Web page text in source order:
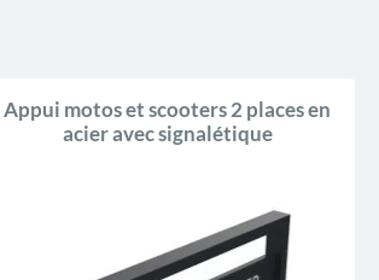
Appui motos et scooters 2 places en
acier avec signalétique